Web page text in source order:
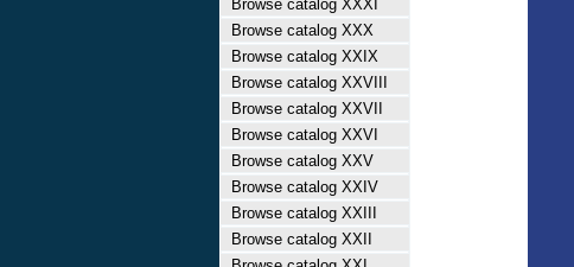
Browse catalog XXXI
Browse catalog XXX
Browse catalog XXIX
Browse catalog XXVIII
Browse catalog XXVII
Browse catalog XXVI
Browse catalog XXV
Browse catalog XXIV
Browse catalog XXIII
Browse catalog XXII